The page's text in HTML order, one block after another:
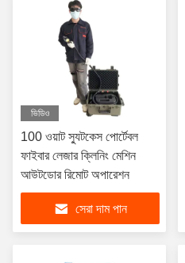
ভিডিও
100 ওয়াট স্যুটকেস পোর্টেবল
ফাইবার লেজার ক্লিনিং মেশিন
আউটডোর রিমোট অপারেশন
সেরা দাম পান